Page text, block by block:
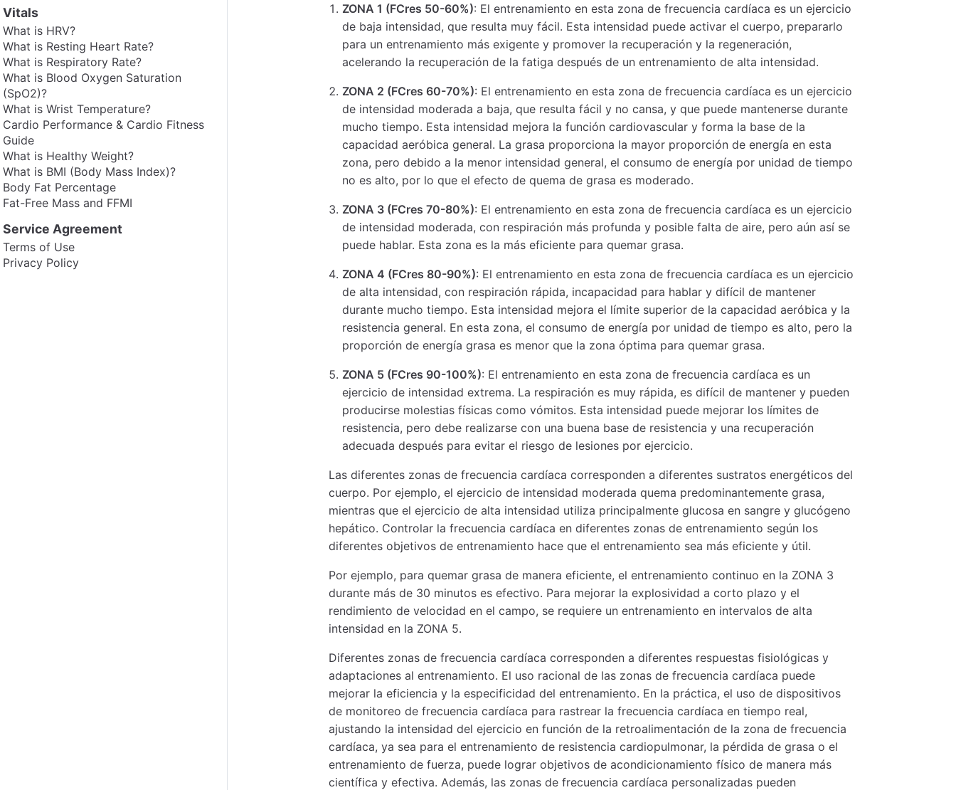
Vitals
What is HRV?
What is Resting Heart Rate?
What is Respiratory Rate?
What is Blood Oxygen Saturation
(SpO2)?
What is Wrist Temperature?
Cardio Performance & Cardio Fitness
Guide
What is Healthy Weight?
What is BMI (Body Mass Index)?
Body Fat Percentage
Fat-Free Mass and FFMI
Service Agreement
Terms of Use
Privacy Policy
ZONA 1 (FCres 50-60%): El entrenamiento en esta zona de frecuencia cardíaca es un ejercicio
de baja intensidad, que resulta muy fácil. Esta intensidad puede activar el cuerpo, prepararlo
para un entrenamiento más exigente y promover la recuperación y la regeneración,
acelerando la recuperación de la fatiga después de un entrenamiento de alta intensidad.
ZONA 2 (FCres 60-70%): El entrenamiento en esta zona de frecuencia cardíaca es un ejercicio
de intensidad moderada a baja, que resulta fácil y no cansa, y que puede mantenerse durante
mucho tiempo. Esta intensidad mejora la función cardiovascular y forma la base de la
capacidad aeróbica general. La grasa proporciona la mayor proporción de energía en esta
zona, pero debido a la menor intensidad general, el consumo de energía por unidad de tiempo
no es alto, por lo que el efecto de quema de grasa es moderado.
ZONA 3 (FCres 70-80%): El entrenamiento en esta zona de frecuencia cardíaca es un ejercicio
de intensidad moderada, con respiración más profunda y posible falta de aire, pero aún así se
puede hablar. Esta zona es la más eficiente para quemar grasa.
ZONA 4 (FCres 80-90%): El entrenamiento en esta zona de frecuencia cardíaca es un ejercicio
de alta intensidad, con respiración rápida, incapacidad para hablar y difícil de mantener
durante mucho tiempo. Esta intensidad mejora el límite superior de la capacidad aeróbica y la
resistencia general. En esta zona, el consumo de energía por unidad de tiempo es alto, pero la
proporción de energía grasa es menor que la zona óptima para quemar grasa.
ZONA 5 (FCres 90-100%): El entrenamiento en esta zona de frecuencia cardíaca es un
ejercicio de intensidad extrema. La respiración es muy rápida, es difícil de mantener y pueden
producirse molestias físicas como vómitos. Esta intensidad puede mejorar los límites de
resistencia, pero debe realizarse con una buena base de resistencia y una recuperación
adecuada después para evitar el riesgo de lesiones por ejercicio.
Las diferentes zonas de frecuencia cardíaca corresponden a diferentes sustratos energéticos del
cuerpo. Por ejemplo, el ejercicio de intensidad moderada quema predominantemente grasa,
mientras que el ejercicio de alta intensidad utiliza principalmente glucosa en sangre y glucógeno
hepático. Controlar la frecuencia cardíaca en diferentes zonas de entrenamiento según los
diferentes objetivos de entrenamiento hace que el entrenamiento sea más eficiente y útil.
Por ejemplo, para quemar grasa de manera eficiente, el entrenamiento continuo en la ZONA 3
durante más de 30 minutos es efectivo. Para mejorar la explosividad a corto plazo y el
rendimiento de velocidad en el campo, se requiere un entrenamiento en intervalos de alta
intensidad en la ZONA 5.
Diferentes zonas de frecuencia cardíaca corresponden a diferentes respuestas fisiológicas y
adaptaciones al entrenamiento. El uso racional de las zonas de frecuencia cardíaca puede
mejorar la eficiencia y la especificidad del entrenamiento. En la práctica, el uso de dispositivos
de monitoreo de frecuencia cardíaca para rastrear la frecuencia cardíaca en tiempo real,
ajustando la intensidad del ejercicio en función de la retroalimentación de la zona de frecuencia
cardíaca, ya sea para el entrenamiento de resistencia cardiopulmonar, la pérdida de grasa o el
entrenamiento de fuerza, puede lograr objetivos de acondicionamiento físico de manera más
científica y efectiva. Además, las zonas de frecuencia cardíaca personalizadas pueden